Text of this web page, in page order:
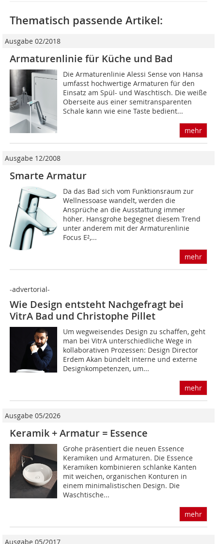
Thematisch passende Artikel:
Ausgabe 02/2018
Armaturenlinie für Küche und Bad
Die Armaturenlinie Alessi Sense von Hansa
umfasst hochwertige Armaturen für den
Einsatz am Spül- und Waschtisch. Die weiße
Oberseite aus einer semitransparenten
Schale kann wie eine Taste bedient...
mehr
Ausgabe 12/2008
Smarte Armatur
Da das Bad sich vom Funktionsraum zur
Well­nessoase wandelt, werden die
Ansprüche an die Ausstattung immer
höher. Hansgrohe begegnet diesem Trend
unter anderem mit der Armaturenlinie
Focus E²,...
mehr
-advertorial-
Wie Design entsteht Nachgefragt bei
VitrA Bad und Christophe Pillet
Um wegweisendes De­sign zu schaffen, geht
man bei Vi­trA un­ter­schied­li­che Wege in
kollaborativen Prozessen: Design Director
Erdem Akan bündelt interne und externe
Designkompetenzen, um...
mehr
Ausgabe 05/2026
Keramik + Armatur = Essence
Grohe präsentiert die neuen Essence
Keramiken und Armaturen. Die Essence
Keramiken kombinieren schlanke Kanten
mit weichen, organischen Konturen in
einem minimalistischen Design. Die
Waschtische...
mehr
Ausgabe 05/2017